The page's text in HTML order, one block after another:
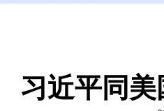
习近平同